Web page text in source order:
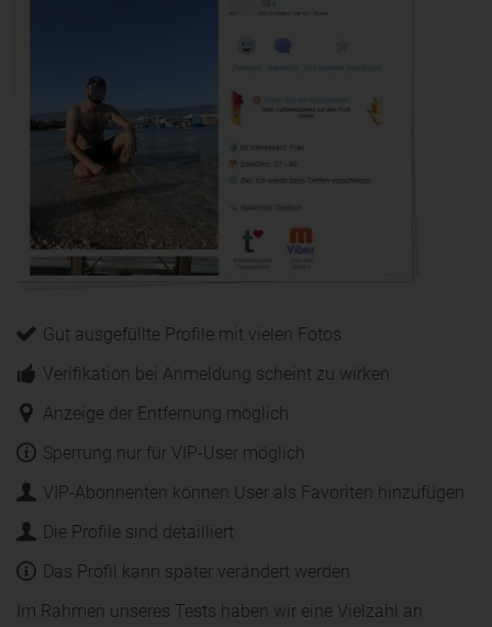
Gut ausgefüllte Profile mit vielen Fotos
Verifikation bei Anmeldung scheint zu wirken
Anzeige der Entfernung möglich
Sperrung nur für VIP-User möglich
VIP-Abonnenten können User als Favoriten hinzufügen
Die Profile sind detailliert
Das Profil kann später verändert werden
Im Rahmen unseres Tests haben wir eine Vielzahl an